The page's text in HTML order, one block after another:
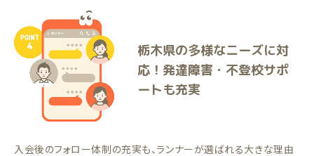
栃木県の多様なニーズに対
応！発達障害・不登校サポ
ートも充実
入会後のフォロー体制の充実も、ランナーが選ばれる大きな理由